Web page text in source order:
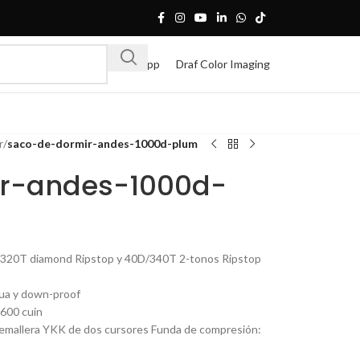
Whatsapp Draf Color Imaging
/saco-de-dormir-andes-1000d-plum
andes-1000d-
diamond Ripstop y 40D/340T 2-tonos Ripstop
y down-proof
cuin
YKK de dos cursores Funda de compresión: